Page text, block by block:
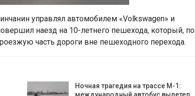
управлял автомобилем «Volkswagen» и
наезд на 10-летнего пешехода, который, по
часть дороги вне пешеходного перехода.
Ночная трагедия на трассе М-1: